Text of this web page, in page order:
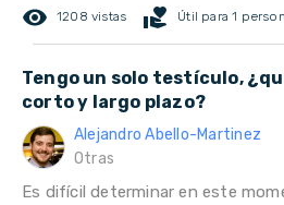
remove_red_eye 1208 vistas volunteer_activism Útil para 1
Tengo un solo testículo,
corto y largo plazo?
Alejandro Abello-Martinez
Otras
Es difícil determinar en este